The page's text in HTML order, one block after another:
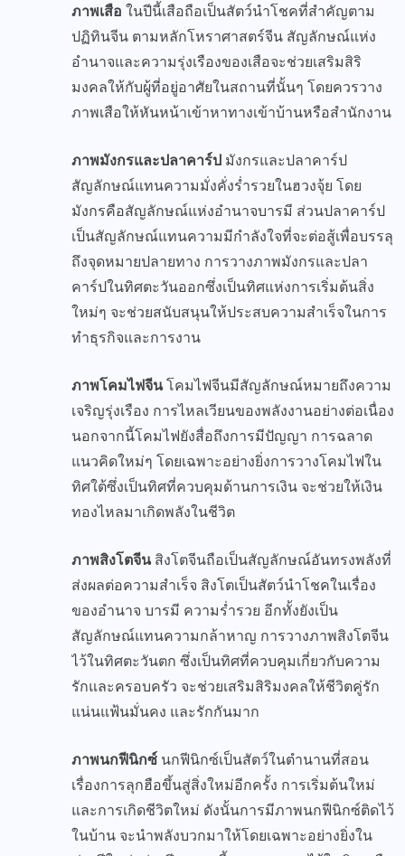
ภาพเสือ ในปีนี้เสือถือเป็นสัตว์นำโชคที่สำคัญตาม
ปฏิทินจีน ตามหลักโหราศาสตร์จีน สัญลักษณ์แห่ง
อำนาจและความรุ่งเรืองของเสือจะช่วยเสริมสิริ
มงคลให้กับผู้ที่อยู่อาศัยในสถานที่นั้นๆ โดยควรวาง
ภาพเสือให้หันหน้าเข้าหาทางเข้าบ้านหรือสำนักงาน
ภาพมังกรและปลาคาร์ป มังกรและปลาคาร์ป
สัญลักษณ์แทนความมั่งคั่งร่ำรวยในฮวงจุ้ย โดย
มังกรคือสัญลักษณ์แห่งอำนาจบารมี ส่วนปลาคาร์ป
เป็นสัญลักษณ์แทนความมีกำลังใจที่จะต่อสู้เพื่อบรรลุ
ถึงจุดหมายปลายทาง การวางภาพมังกรและปลา
คาร์ปในทิศตะวันออกซึ่งเป็นทิศแห่งการเริ่มต้นสิ่ง
ใหม่ๆ จะช่วยสนับสนุนให้ประสบความสำเร็จในการ
ทำธุรกิจและการงาน
ภาพโคมไฟจีนโคมไฟจีนมีสัญลักษณ์หมายถึงความ
เจริญรุ่งเรือง การไหลเวียนของพลังงานอย่างต่อเนื่อง
นอกจากนี้โคมไฟยังสื่อถึงการมีปัญญา การฉลาด
แนวคิดใหม่ๆ โดยเฉพาะอย่างยิ่งการวางโคมไฟใน
ทิศใต้ซึ่งเป็นทิศที่ควบคุมด้านการเงิน จะช่วยให้เงิน
ทองไหลมาเกิดพลังในชีวิต
ภาพสิงโตจีนสิงโตจีนถือเป็นสัญลักษณ์อันทรงพลังที่
ส่งผลต่อความสำเร็จ สิงโตเป็นสัตว์นำโชคในเรื่อง
ของอำนาจ บารมี ความร่ำรวย อีกทั้งยังเป็น
สัญลักษณ์แทนความกล้าหาญ การวางภาพสิงโตจีน
ไว้ในทิศตะวันตก ซึ่งเป็นทิศที่ควบคุมเกี่ยวกับความ
รักและครอบครัว จะช่วยเสริมสิริมงคลให้ชีวิตคู่รัก
แน่นแฟ้นมั่นคง และรักกันมาก
ภาพนกฟีนิกซ์ นกฟีนิกซ์เป็นสัตว์ในตำนานที่สอน
เรื่องการลุกฮือขึ้นสู่สิ่งใหม่อีกครั้ง การเริ่มต้นใหม่
และการเกิดชีวิตใหม่ ดังนั้นการมีภาพนกฟีนิกซ์ติดไว้
ในบ้าน จะนำพลังบวกมาให้โดยเฉพาะอย่างยิ่งใน